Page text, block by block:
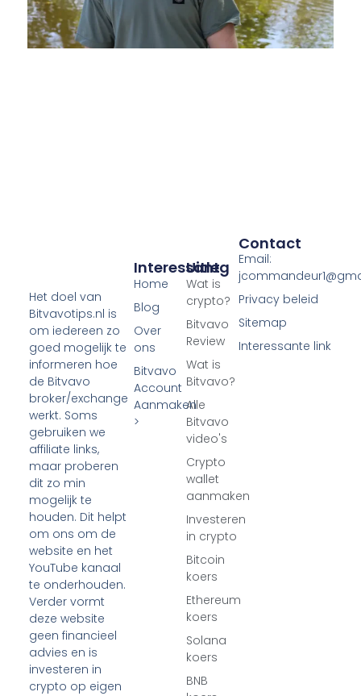
Het doel van
Bitvavotips.nl is
om iedereen zo
goed mogelijk te
informeren hoe
de Bitvavo
broker/exchange
werkt. Soms
gebruiken we
affiliate links,
maar proberen
dit zo min
mogelijk te
houden. Dit helpt
om ons om de
website en het
YouTube kanaal
te onderhouden.
Verder vormt
deze website
geen financieel
advies en is
investeren in
crypto op eigen
Uitleg
Wat is
crypto?
Bitvavo
Review
Wat is
Bitvavo?
Alle
Bitvavo
video's
Crypto
wallet
aanmaken
Investeren
in crypto
Bitcoin
koers
Ethereum
koers
Solana
koers
BNB
Interessant
Home
Blog
Over
ons
Bitvavo
Account
Aanmaken
>
Contact
Email:
Privacy beleid
Sitemap
Interessante link